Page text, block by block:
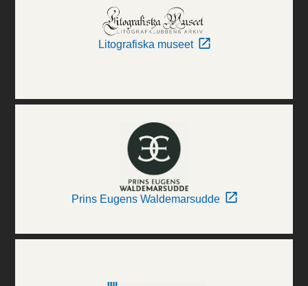
Litografiska museet
Prins Eugens Waldemarsudde